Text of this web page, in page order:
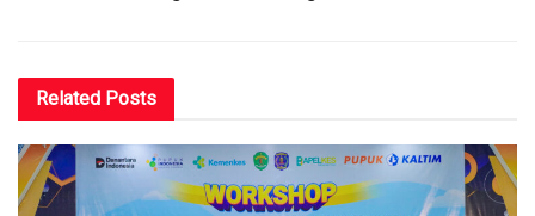
Related Posts